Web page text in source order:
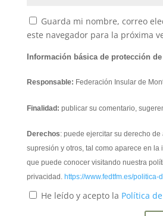
Guarda mi nombre, correo
este navegador para la próxima
Información básica de protección
Responsable: Federación Insular de
Finalidad: publicar su comentario,
Derechos: puede ejercitar su derecho de
supresión y otros, tal como aparece en la
que puede conocer visitando nuestra
privacidad. https://www.fedtfm.es/politica-
He leído y acepto la Política